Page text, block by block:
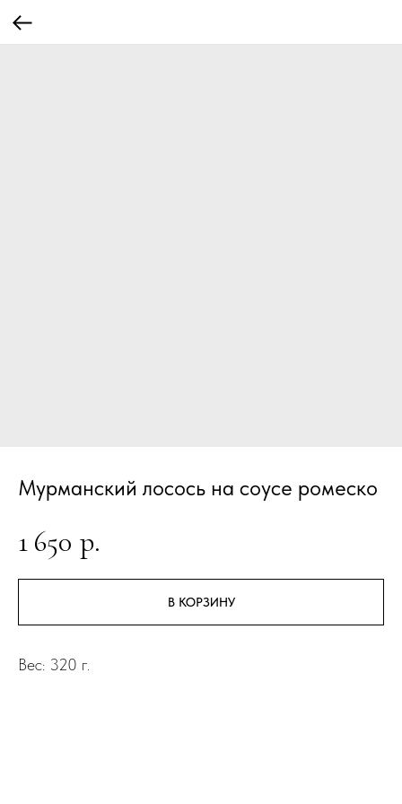
Мурманский лосось на соусе ромеско
1 650 р.
В КОРЗИНУ
Вес: 320 г.